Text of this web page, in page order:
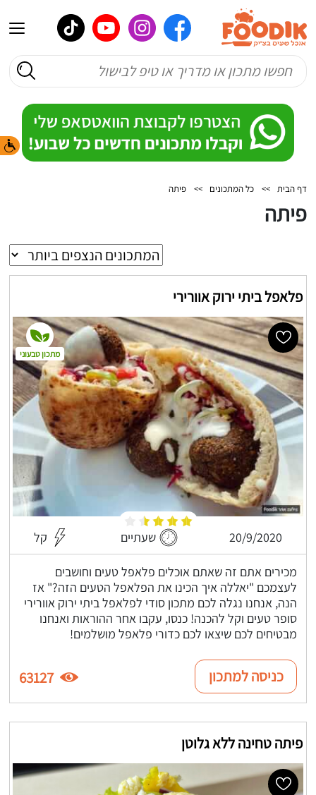
דף הבית >> כל המתכונים >> פיתה
פיתה
פלאפל ביתי ירוק אוורירי
20/9/2020 שעתיים קל
מכירים אתם זה שאתם אוכלים פלאפל טעים וחושבים
לעצמכם "יאללה איך הכינו את הפלאפל הטעים הזה?" אז
הנה, אנחנו נגלה לכם מתכון סודי לפלאפל ביתי ירוק אוורירי
סופר טעים וקל להכנה! כנסו, עקבו אחר ההוראות ואנחנו
מבטיחים לכם שיצאו לכם כדורי פלאפל מושלמים!
מתכון טבעוני
כניסה למתכון 63127
פיתה טחינה ללא גלוטן